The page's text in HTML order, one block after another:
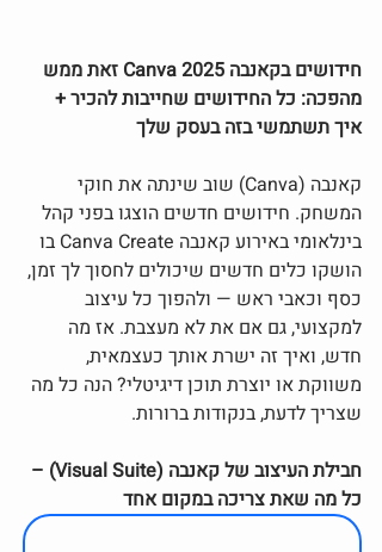
חידושים בקאנבה Canva 2025 זאת ממש
מהפכה: כל החידושים שחייבות להכיר +
איך תשתמשי בזה בעסק שלך
קאנבה (Canva) שוב שינתה את חוקי
המשחק. חידושים חדשים הוצגו בפני קהל
בינלאומי באירוע קאנבה Canva Create בו
הושקו כלים חדשים שיכולים לחסוך לך זמן,
כסף וכאבי ראש — ולהפוך כל עיצוב
למקצועי, גם אם את לא מעצבת. אז מה
חדש, ואיך זה ישרת אותך כעצמאית,
משווקת או יוצרת תוכן דיגיטלי? הנה כל מה
שצריך לדעת, בנקודות ברורות.
חבילת העיצוב של קאנבה (Visual Suite) –
כל מה שאת צריכה במקום אחד